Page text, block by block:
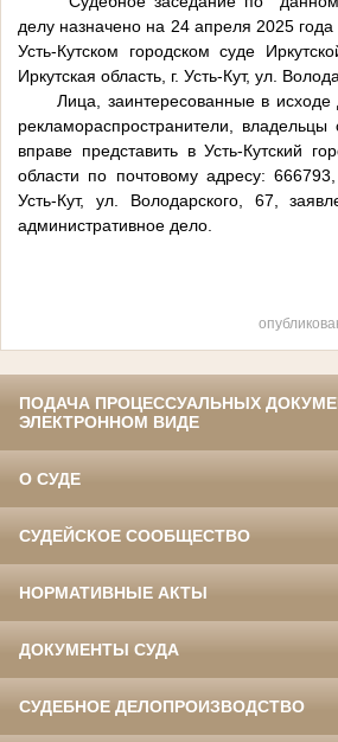
делу назначено на 24 апреля 2025
Усть-Кутском городском суде
Иркутская область, г. Усть-Кут, ул.
Лица, заинтересованные в исходе
рекламораспространители, владельцы
вправе представить в Усть-Кутский
области по почтовому адресу: 666793,
Усть-Кут, ул. Володарского, 67,
административное дело.
ПОДАЧА ПРОЦЕССУАЛЬНЫХ
ЭЛЕКТРОННОМ ВИДЕ
О СУДЕ
СУДЕЙСКОЕ СООБЩЕСТВО
НОРМАТИВНЫЕ АКТЫ
ДОКУМЕНТЫ СУДА
СУДЕБНОЕ ДЕЛОПРОИЗВОДСТВО